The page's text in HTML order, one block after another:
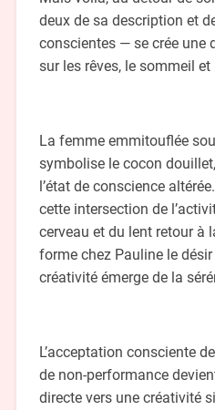
deux de sa description et
conscientes — se crée une
sur les rêves, le sommeil
La femme emmitouflée
symbolise le cocon
l’état de conscience
cette intersection de
cerveau et du lent retour à
forme chez Pauline le
créativité émerge de la
L’acceptation consciente
de non-performance
directe vers une créativité